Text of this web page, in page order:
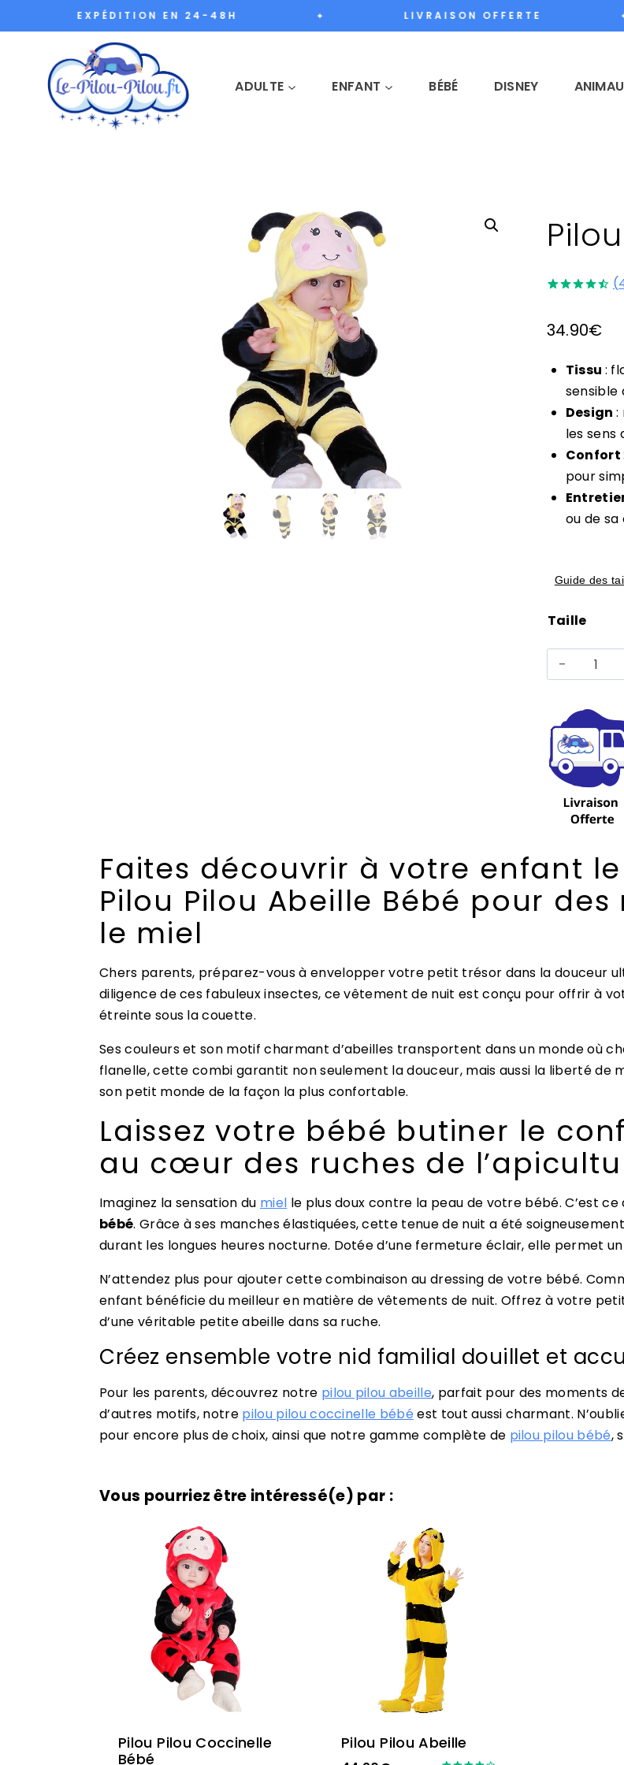
au
EXPÉDITION EN 24-48H LIVRAISON OFFERTE
ADULTE ENFANT BÉBÉ DISNEY
sur
(
34.90€
Tissu :
sensible
Design:
les sens
Confort
pour
ou de sa
Guide des
Taille
de
Pilou
Abeille
Bébé
Faites découvrir à votre enfant
Pilou Pilou Abeille Bébé pour
le miel
Chers parents, préparez-vous à envelopper votre petit trésor dans la douceur
diligence de ces fabuleux insectes, ce vêtement de nuit est conçu pour offrir à
étreinte sous la couette.
Ses couleurs et son motif charmant d’abeilles transportent dans un monde où
flanelle, cette combi garantit non seulement la douceur, mais aussi la liberté
son petit monde de la façon la plus confortable.
Laissez votre bébé butiner le
au cœur des ruches de
Imaginez la sensation du miel le plus doux contre la peau de votre bébé. C’est
bébé. Grâce à ses manches élastiquées, cette tenue de nuit a été
durant les longues heures nocturne. Dotée d’une fermeture éclair, elle permet
N’attendez plus pour ajouter cette combinaison au dressing de votre bébé.
enfant bénéficie du meilleur en matière de vêtements de nuit. Offrez à votre
d’une véritable petite abeille dans sa ruche.
Créez ensemble votre nid familial douillet et
Pour les parents, découvrez notre pilou pilou abeille, parfait pour des moments
d’autres motifs, notre pilou pilou coccinelle bébé est tout aussi charmant.
pour encore plus de choix, ainsi que notre gamme complète de pilou pilou bébé,
Vous pourriez être intéressé(e) par :
Pilou Pilou Coccinelle
Bébé
Pilou Pilou Abeille